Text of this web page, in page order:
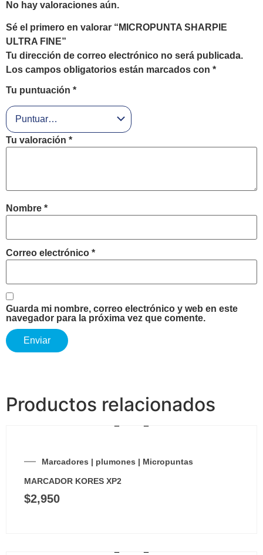
No hay valoraciones aún.
Sé el primero en valorar “MICROPUNTA SHARPIE
ULTRA FINE”
Tu dirección de correo electrónico no será publicada.
Los campos obligatorios están marcados con *
Tu puntuación *
Tu valoración *
Nombre *
Correo electrónico *
Guarda mi nombre, correo electrónico y web en este
navegador para la próxima vez que comente.
Productos relacionados
Marcadores | plumones | Micropuntas
MARCADOR KORES XP2
$2,950